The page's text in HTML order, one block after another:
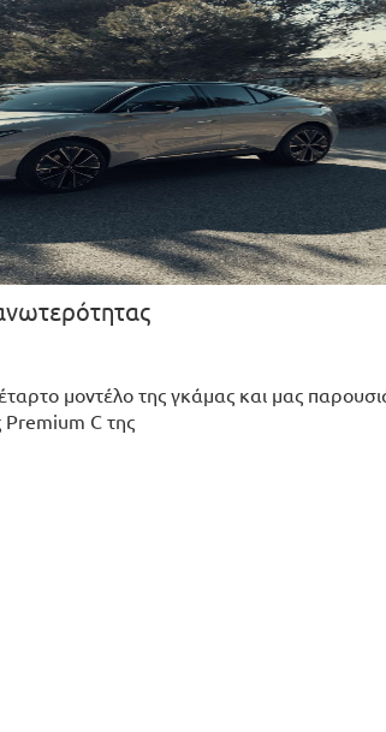
μοντέλο της γκάμας και μας
Premium C της